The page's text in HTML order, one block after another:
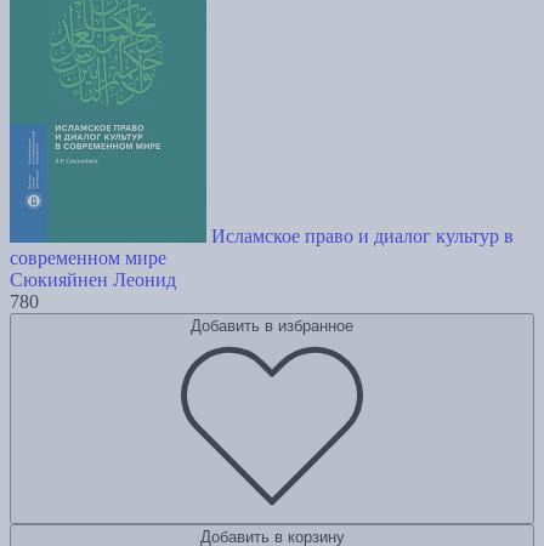
Исламское право и диалог культур в
современном мире
Сюкияйнен Леонид
780
Добавить в избранное
Добавить в корзину